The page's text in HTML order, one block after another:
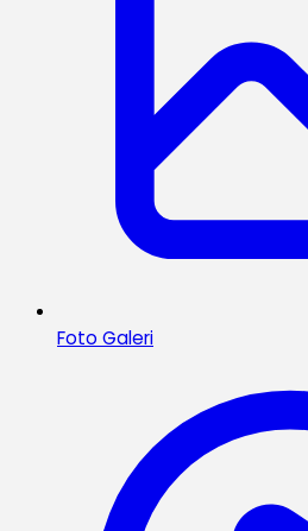
Foto Galeri